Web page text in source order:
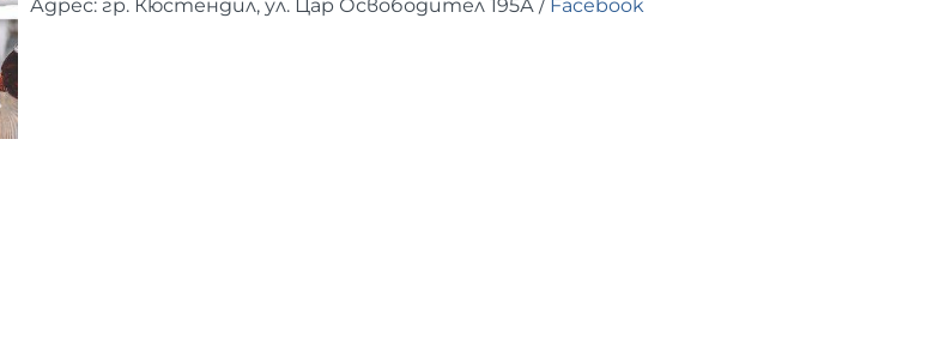
Адрес: гр. Кюстендил, ул. Цар Освободител 195А / Facebook